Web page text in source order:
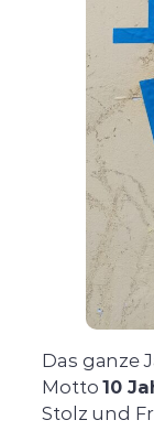
Das ganze
Motto10
Stolz und